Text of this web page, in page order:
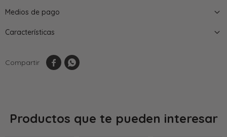
Medios de pago
Características
 
Productos que te pueden interesar